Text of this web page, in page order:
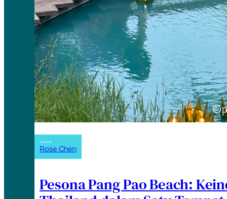
Author:
Rose Chen
Pesona Pang Pao Beach: